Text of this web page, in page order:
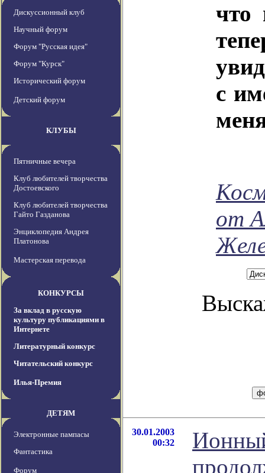
Дискуссионный клуб
Научный форум
Форум "Русская идея"
Форум "Курск"
Исторический форум
Детский форум
КЛУБЫ
Пятничные вечера
Клуб любителей творчества
Достоевского
Клуб любителей творчества
Гайто Газданова
Энциклопедия Андрея
Платонова
Мастерская перевода
КОНКУРСЫ
За вклад в русскую
культуру публикациями в
Интернете
Литературный конкурс
Читательский конкурс
Илья-Премия
ДЕТЯМ
Электронные пампасы
Фантастика
Форум
что
с
от
30.01.2003
00:32